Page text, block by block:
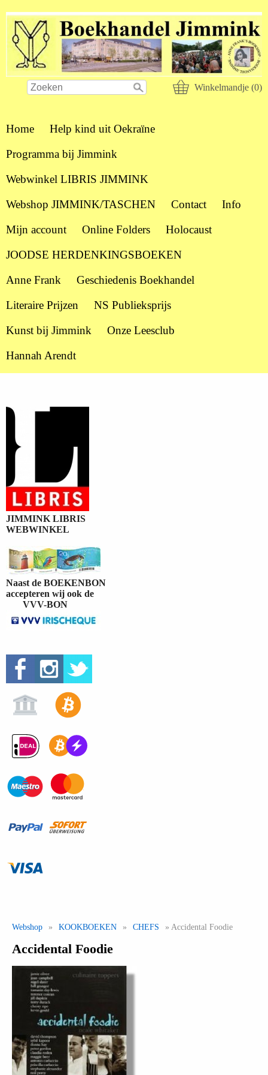
Winkelmandje (0)
Home
Help kind uit Oekraïne
Programma bij Jimmink
Webwinkel LIBRIS JIMMINK
Webshop JIMMINK/TASCHEN
Contact
Info
Mijn account
Online Folders
Holocaust
JOODSE HERDENKINGSBOEKEN
Anne Frank
Geschiedenis Boekhandel
Literaire Prijzen
NS Publieksprijs
Kunst bij Jimmink
Onze Leesclub
Hannah Arendt
JIMMINK LIBRIS
WEBWINKEL
Naast de BOEKENBON
accepteren wij ook de
VVV-BON
Webshop » KOOKBOEKEN » CHEFS » Accidental Foodie
Accidental Foodie